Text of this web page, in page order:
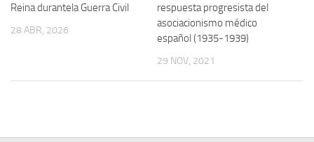
Militantes históricos IR
Personajes republicanos
Izquierda Republicana. Agrupaciones y Militantes (1934-1939)
Reina durantela Guerra Civil
28 ABR, 2026
respuesta progresista del
asociacionismo médico
español (1935-1939)
29 NOV, 2021